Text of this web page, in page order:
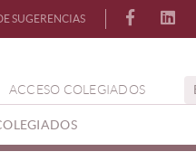
SUGERENCIAS
ACCESO COLEGIADOS